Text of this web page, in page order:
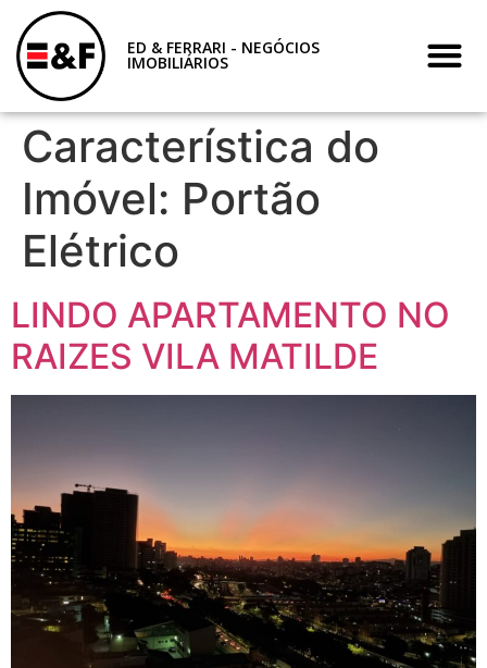
ED & FERRARI - NEGÓCIOS
IMOBILIÁRIOS
Característica do
Imóvel: Portão
Elétrico
LINDO APARTAMENTO NO
RAIZES VILA MATILDE